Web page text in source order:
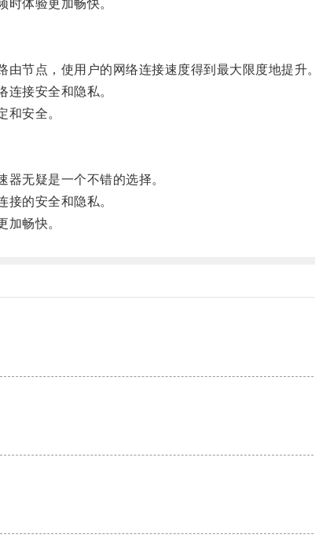
体验更加畅快。
节点，使用户的网络连接速度得到最大限度地提升。
接安全和隐私。
安全。
无疑是一个不错的选择。
的安全和隐私。
畅快。